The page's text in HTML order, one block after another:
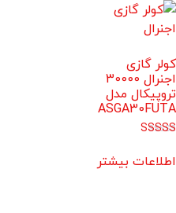
کولر گازی
اجنرال 30000
تروپیکال مدل
ASGA30FUTA
4.67
از 5
اطلاعات بیشتر